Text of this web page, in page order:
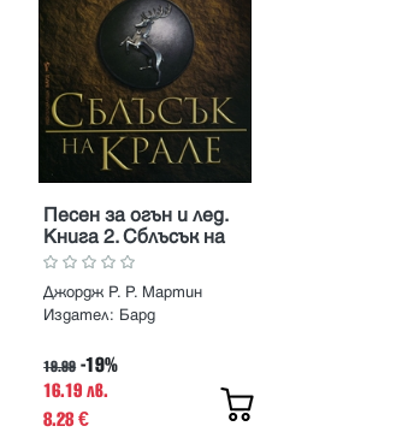
Песен за огън и лед.
Книга 2. Сблъсък на
крале
Джордж Р. Р. Мартин
Издател: Бард
19.99 -19%
16.19 лв.
8.28€